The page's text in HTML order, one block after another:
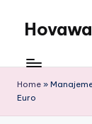
contentSuagra
Football
News
menyediakan
Home »
Euro